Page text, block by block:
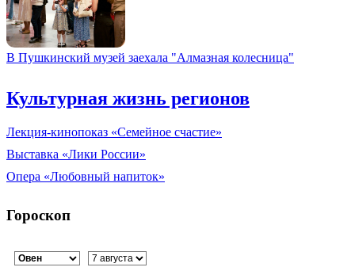
В Пушкинский музей заехала "Алмазная колесница"
Культурная жизнь регионов
Лекция-кинопоказ «Семейное счастие»
Выставка «Лики России»
Опера «Любовный напиток»
Гороскоп